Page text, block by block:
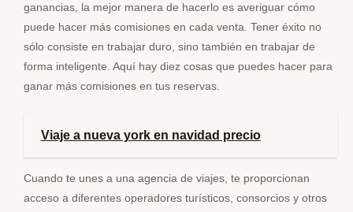
ganancias, la mejor manera de hacerlo es averiguar cómo
puede hacer más comisiones en cada venta. Tener éxito no
sólo consiste en trabajar duro, sino también en trabajar de
forma inteligente. Aquí hay diez cosas que puedes hacer para
ganar más comisiones en tus reservas.
Viaje a nueva york en navidad precio
Cuando te unes a una agencia de viajes, te proporcionan
acceso a diferentes operadores turísticos, consorcios y otros